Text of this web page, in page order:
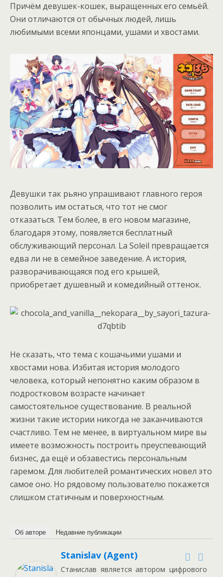
Причём девушек-кошек, выращенных его семьёй.
Они отличаются от обычных людей, лишь
любимыми всеми японцами, ушами и хвостами.
Девушки так рьяно упрашивают главного героя
позволить им остаться, что тот не смог
отказаться. Тем более, в его новом магазине,
благодаря этому, появляется бесплатный
обслуживающий персонал. La Soleil превращается
едва ли не в семейное заведение. А история,
разворачивающаяся под его крышей,
приобретает душевный и комедийный оттенок.
Не сказать, что тема с кошачьими ушами и
хвостами нова. Избитая история молодого
человека, который непонятно каким образом в
подростковом возрасте начинает
самостоятельное существование. В реальной
жизни такие истории никогда не заканчиваются
счастливо. Тем не менее, в виртуальном мире вы
имеете возможность построить преуспевающий
бизнес, да ещё и обзавестись персональным
гаремом. Для любителей романтических новел это
самое оно. Но рядовому пользователю покажется
слишком статичным и поверхностным.
Об авторе Недавние публикации
Stanislav (Agent)
Станислав является автором цифрового